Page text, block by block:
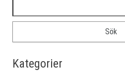
Kategorier